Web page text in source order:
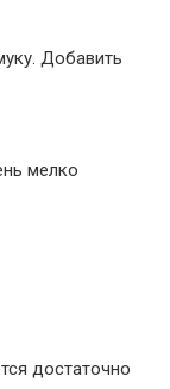
Добавить
мелко
достаточно